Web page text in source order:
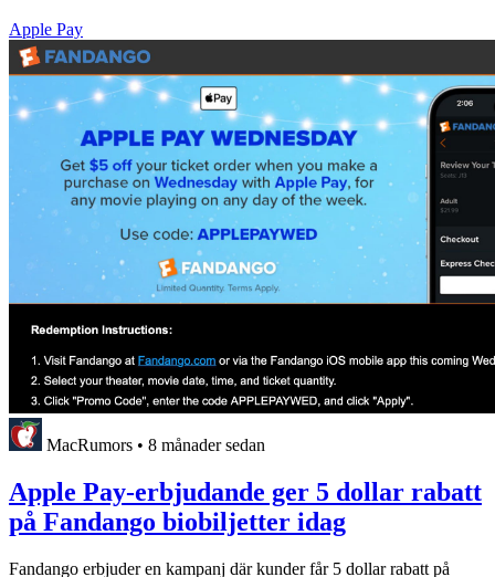
Apple Pay
MacRumors • 8 månader sedan
Apple Pay-erbjudande ger 5 dollar rabatt
på Fandango biobiljetter idag
Fandango erbjuder en kampanj där kunder får 5 dollar rabatt på